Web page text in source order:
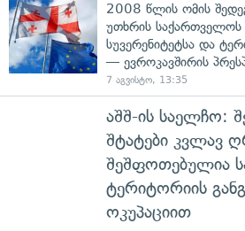
2008 წლის ომის
უთხრის საქართველოს
სუვერენიტეტსა და
— ევროკავშირის
7 აგვისტო, 13:35
აშშ-ის საელჩო:
შტატები კვლავ
შეშფოთებულია
ტერიტორიის
ოკუპაციით